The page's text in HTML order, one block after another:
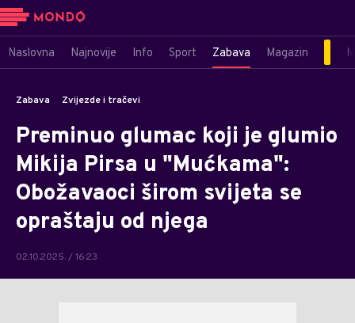
Naslovna Najnovije Info Sport Zabava Magazin
Zabava Zvijezde i tračevi
Preminuo glumac koji je glumio
Mikija Pirsa u "Mućkama":
Obožavaoci širom svijeta se
opraštaju od njega
02.10.2025. / 16:23